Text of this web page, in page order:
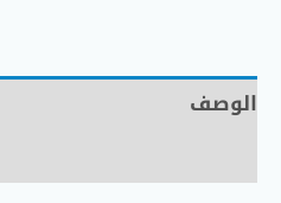
الوصف